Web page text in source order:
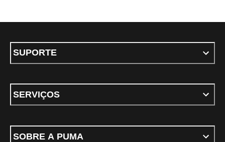
SUPORTE
SERVIÇOS
SOBRE A PUMA